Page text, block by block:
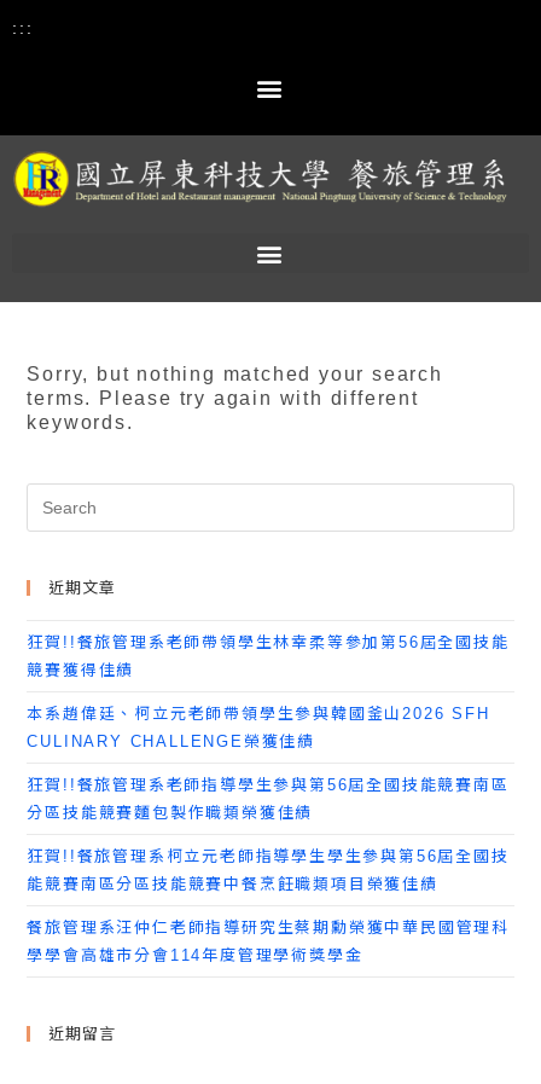
:::
Sorry, but nothing matched your search
terms. Please try again with different
keywords.
近期文章
狂賀!!餐旅管理系老師帶領學生林幸柔等參加第56屆全國技能
競賽獲得佳績
本系趙偉廷、柯立元老師帶領學生參與韓國釜山2026 SFH
CULINARY CHALLENGE榮獲佳績
狂賀!!餐旅管理系老師指導學生參與第56屆全國技能競賽南區
分區技能競賽麵包製作職類榮獲佳績
狂賀!!餐旅管理系柯立元老師指導學生學生參與第56屆全國技
能競賽南區分區技能競賽中餐烹飪職類項目榮獲佳績
餐旅管理系汪仲仁老師指導研究生蔡期勳榮獲中華民國管理科
學學會高雄市分會114年度管理學術獎學金
近期留言